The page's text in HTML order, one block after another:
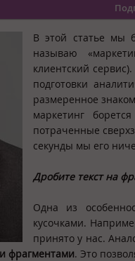
В этой статье мы
называю
клиентский
подготовки
размеренное
маркетинг
потраченные
секунды мы его
Дробите текст на
Одна из
кусочками.
принято у нас.
фрагментами. Это